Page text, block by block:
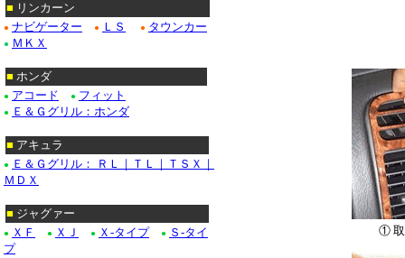
① 取
■ リンカーン
● ナビゲーター ● ＬＳ ● タウンカー
● ＭＫＸ
■ ホンダ
● アコード ● フィット
● Ｅ＆Ｇグリル：ホンダ
■ アキュラ
●
Ｅ＆Ｇグリル： ＲＬ｜ＴＬ｜ＴＳＸ｜
ＭＤＸ
■ ジャグァー
● ＸＦ ● ＸＪ ● Ｘ-タイプ ●
Ｓ-タイ
プ